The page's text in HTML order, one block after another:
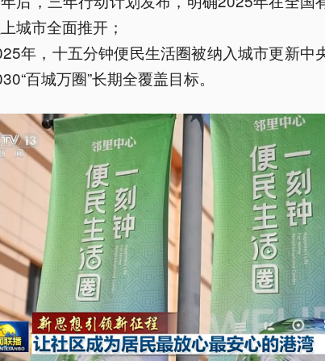
城市全面推开；
年，十五分钟便民生活圈被纳入城市更新中
百城万圈”长期全覆盖目标。